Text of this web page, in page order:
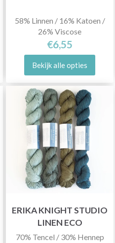
58% Linnen / 16% Katoen /
26% Viscose
€6,55
Bekijk alle opties
ERIKA KNIGHT STUDIO
LINEN ECO
70% Tencel / 30% Hennep